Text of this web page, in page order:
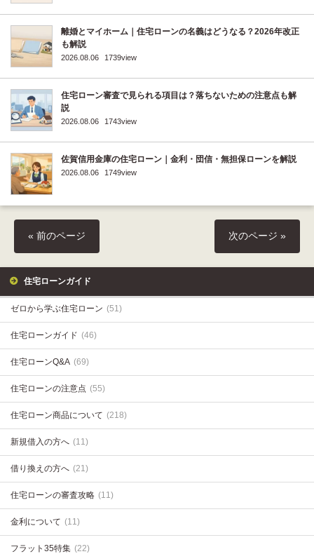
離婚とマイホーム｜住宅ローンの名義はどうなる？2026年改正
も解説
2026.08.06 1739view
住宅ローン審査で見られる項目は？落ちないための注意点も解
説
2026.08.06 1743view
佐賀信用金庫の住宅ローン｜金利・団信・無担保ローンを解説
2026.08.06 1749view
« 前のページ 次のページ »
住宅ローンガイド
ゼロから学ぶ住宅ローン (51)
住宅ローンガイド (46)
住宅ローンQ&A (69)
住宅ローンの注意点 (55)
住宅ローン商品について (218)
新規借入の方へ (11)
借り換えの方へ (21)
住宅ローンの審査攻略 (11)
金利について (11)
フラット35特集 (22)